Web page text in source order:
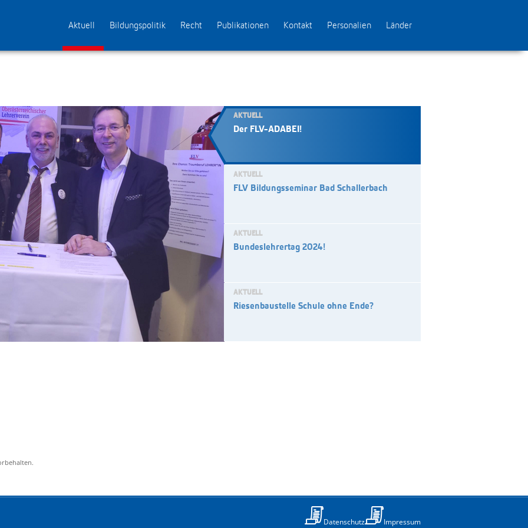
Aktuell Bildungspolitik Recht Publikationen Kontakt Personalien Länder
AKTUELL
Der FLV-ADABEI!
AKTUELL
FLV Bildungsseminar Bad Schallerbach
AKTUELL
Bundeslehrertag 2024!
AKTUELL
Riesenbaustelle Schule ohne Ende?
Datenschutz Impressum